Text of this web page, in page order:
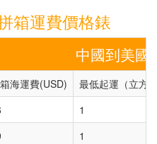
箱運費價格錶
中國到美國
海運費(USD)
最低起運（立方
1
1